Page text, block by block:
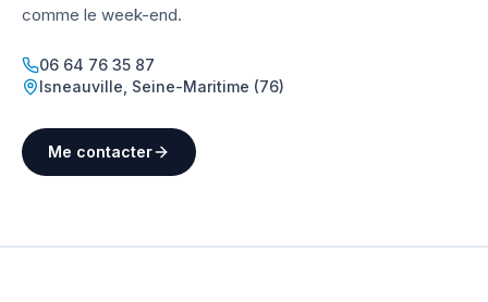
comme le week-end.
06 64 76 35 87
Isneauville Seine-Maritime (76)
Me contacter